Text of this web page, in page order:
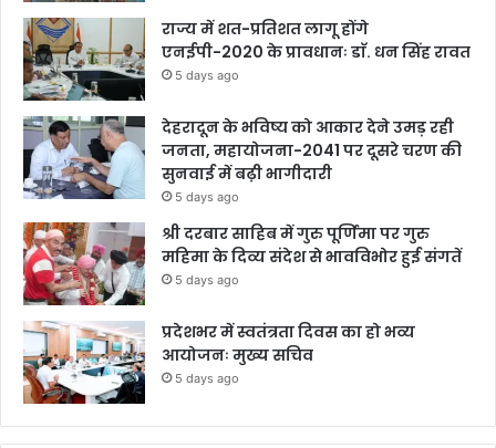
राज्य में शत-प्रतिशत लागू होंगे
एनईपी-2020 के प्रावधानः डाॅ. धन सिंह रावत
5 days ago
देहरादून के भविष्य को आकार देने उमड़ रही
जनता, महायोजना-2041 पर दूसरे चरण की
सुनवाई में बढ़ी भागीदारी
5 days ago
श्री दरबार साहिब में गुरु पूर्णिमा पर गुरु
महिमा के दिव्य संदेश से भावविभोर हुई संगतें
5 days ago
प्रदेशभर में स्वतंत्रता दिवस का हो भव्य
आयोजनः मुख्य सचिव
5 days ago